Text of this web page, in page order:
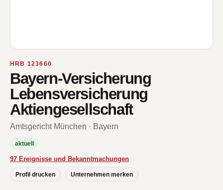
HRB 123660
Bayern-Versicherung
Lebensversicherung
Aktiengesellschaft
Amtsgericht München · Bayern
aktuell
97 Ereignisse und Bekanntmachungen
Profil drucken Unternehmen merken